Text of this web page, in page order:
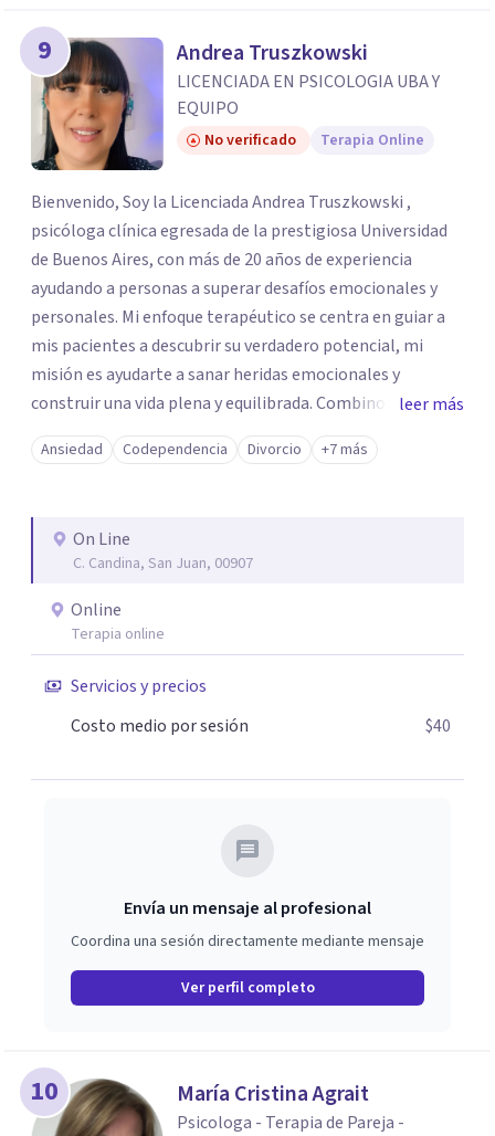
9 Andrea Truszkowski
LICENCIADA EN PSICOLOGIA UBA Y
EQUIPO
No verificado Terapia Online
Bienvenido, Soy la Licenciada Andrea Truszkowski ,
psicóloga clínica egresada de la prestigiosa Universidad
de Buenos Aires, con más de 20 años de experiencia
ayudando a personas a superar desafíos emocionales y
personales. Mi enfoque terapéutico se centra en guiar a
mis pacientes a descubrir su verdadero potencial, mi
misión es ayudarte a sanar heridas emocionales y
construir una vida plena y equilibrada. Combino técnicas
basadas en la terapia cognitivo-conductual, terapia de
aceptación y compromiso, y enfoques humanistas
prioridad es crear un espacio seguro , empático y
transformador donde puedas explorar tus emociones,
identificar tus necesidades y trabajar en tu crecimiento
personal.
leer más
Ansiedad Codependencia Divorcio +7 más
On Line
C. Candina, San Juan, 00907
Online
Terapia online
Servicios y precios
Costo medio por sesión
$40
Envía un mensaje al profesional
Coordina una sesión directamente mediante mensaje
Ver perfil completo
10 María Cristina Agrait
Psicologa - Terapia de Pareja -